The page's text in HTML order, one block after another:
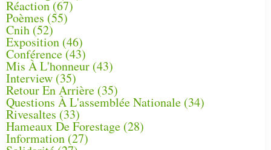
Réaction(67)
Poèmes (55)
Cnih (52)
Exposition (46)
Conférence(43)
Mis À L'honneur (43)
Interview (35)
Retour En Arrière (35)
Questions À L'assemblée Nationale (34)
Rivesaltes (33)
Hameaux De Forestage (28)
Information (27)